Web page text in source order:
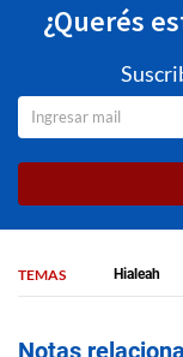
¿Querés
TEMAS Hialeah
Notas